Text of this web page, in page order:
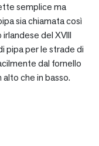
semplice ma
sia chiamata così
del XVIII
pipa per le strade di
dal fornello
che in basso.